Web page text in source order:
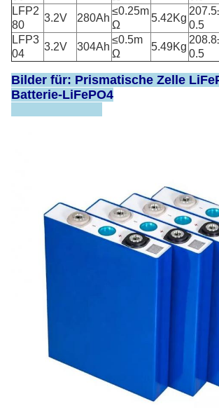
LFP2
80
3.2V 280Ah
≤0.25m
Ω
5.42Kg
0.5
LFP3
04
3.2V 304Ah
≤0.5m
Ω
5.49Kg
0.5
Bilder für: Prismatische Zelle
Batterie-LiFePO4